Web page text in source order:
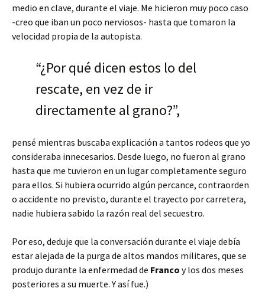
medio en clave, durante el viaje. Me hicieron muy poco caso
-creo que iban un poco nerviosos- hasta que tomaron la
velocidad propia de la autopista.
“¿Por qué dicen estos lo del
rescate, en vez de ir
directamente al grano?”,
pensé mientras buscaba explicación a tantos rodeos que yo
consideraba innecesarios. Desde luego, no fueron al grano
hasta que me tuvieron en un lugar completamente seguro
para ellos. Si hubiera ocurrido algún percance, contraorden
o accidente no previsto, durante el trayecto por carretera,
nadie hubiera sabido la razón real del secuestro.
Por eso, deduje que la conversación durante el viaje debía
estar alejada de la purga de altos mandos militares, que se
produjo durante la enfermedad de Franco y los dos meses
posteriores a su muerte. Y así fue.)